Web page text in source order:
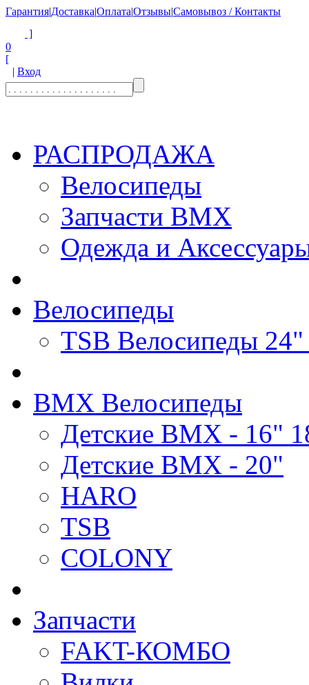
Гарантия|Доставка|Оплата|Отзывы|Самовывоз / Контакты
]
0
[
| Вход
РАСПРОДАЖА
Велосипеды
Запчасти BMX
Одежда и
Велосипеды
TSB Велосипеды
BMX Велосипеды
Детские BMX - 16"
Детские BMX - 20"
HARO
TSB
COLONY
Запчасти
FAKT-КОМБО